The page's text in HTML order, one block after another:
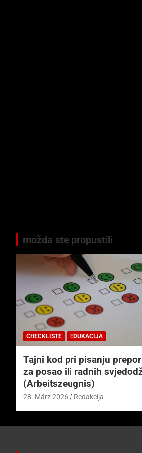
možda ste propustili
CHECKLISTE EDUKACIJA
Tajni kod pri pisanju
za posao ili radnih
(Arbeitszeugnis)
28. März 2026 Redakcija